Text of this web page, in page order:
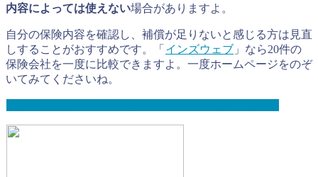
内容によっては使えない場合がありますよ。
自分の保険内容を確認し、補償が足りないと感じる方は見直
しすることがおすすめです。「 インズウェブ 」なら20件の
保険会社を一度に比較できますよ。一度ホームページをのぞ
いてみてくださいね。